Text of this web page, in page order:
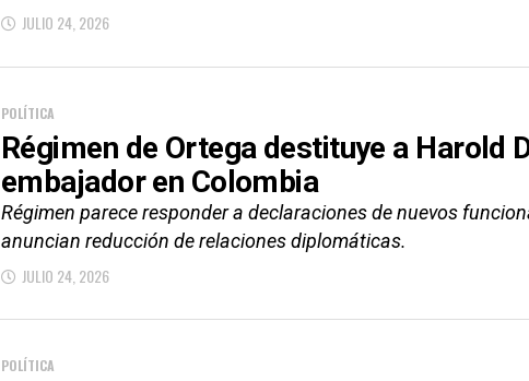
JULIO 24, 2026
POLÍTICA
Régimen de Ortega destituye a Harold
embajador en Colombia
Régimen parece responder a declaraciones de nuevos
anuncian reducción de relaciones diplomáticas.
JULIO 24, 2026
POLÍTICA